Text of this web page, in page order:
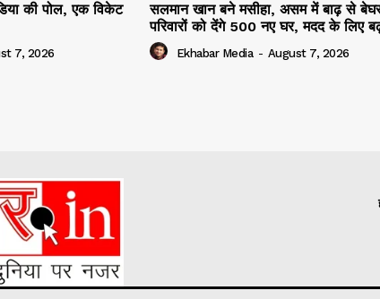
की पोल, एक विकेट
7, 2026
सलमान खान बने मसीहा, असम में बाढ़ से
परिवारों को देंगे 500 नए घर, मदद के लिए
Ekhabar Media - August 7, 2026